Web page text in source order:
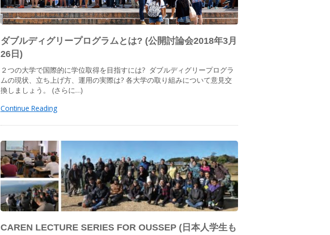
ダブルディグリープログラムとは? (公開討論会2018年3月
26日)
２つの大学で国際的に学位取得を目指すには? ダブルディグリープログラ
ムの現状、立ち上げ方、運用の実際は? 各大学の取り組みについて意見交
換しましょう。 (さらに…)
Continue Reading
CAREN LECTURE SERIES FOR OUSSEP (日本人学生も